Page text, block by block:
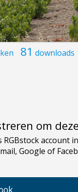
81 downloads
om